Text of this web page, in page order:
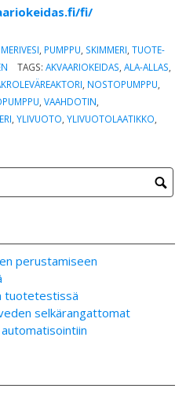
fi/
MERIVESI PUMPPU SKIMMERI ,TUOTE-
TAGS: AKVAARIOKEIDAS ALA-ALLAS
NOSTOPUMPPU
,VAAHDOTIN
,YLIVUOTO ,YLIVUOTOLAATIKKO
perustamiseen
tuotetestissä
selkärangattomat